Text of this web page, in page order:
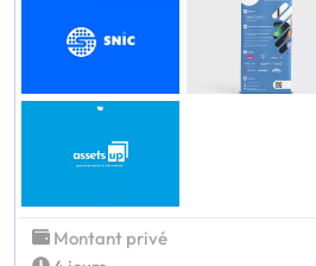
Montant privé